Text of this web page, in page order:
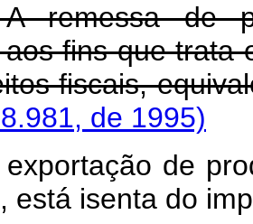
remessa de
fins que trata
fiscais,
de 1995)
exportação de
está isenta do